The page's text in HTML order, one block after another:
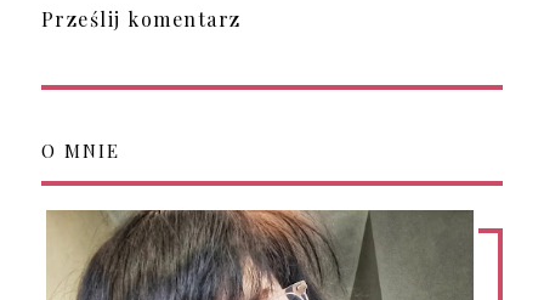
Prześlij komentarz
O MNIE